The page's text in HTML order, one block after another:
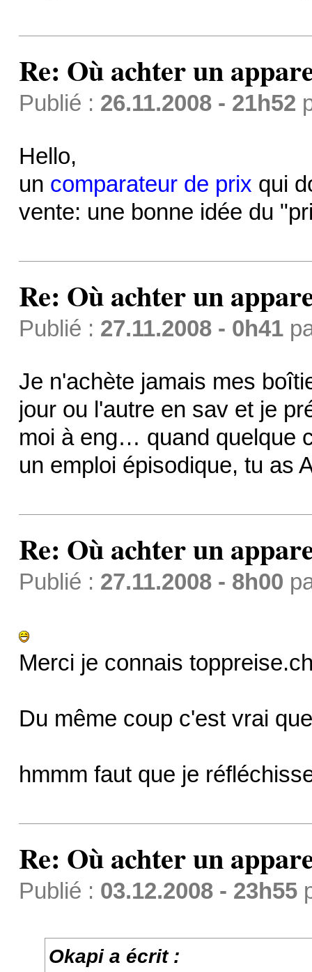
Re: Où achter un
Publié : 26.11.2008 - 21h52
Hello,
un comparateur de prix qui
vente: une bonne idée du
Re: Où achter un
Publié : 27.11.2008 - 0h41
Je n'achète jamais mes
jour ou l'autre en sav et je
moi à eng… quand quelque
un emploi épisodique, tu as
Re: Où achter un
Publié : 27.11.2008 - 8h00
Merci je connais
Du même coup c'est vrai
hmmm faut que je
Re: Où achter un
Publié : 03.12.2008 - 23h55
Okapi a écrit :